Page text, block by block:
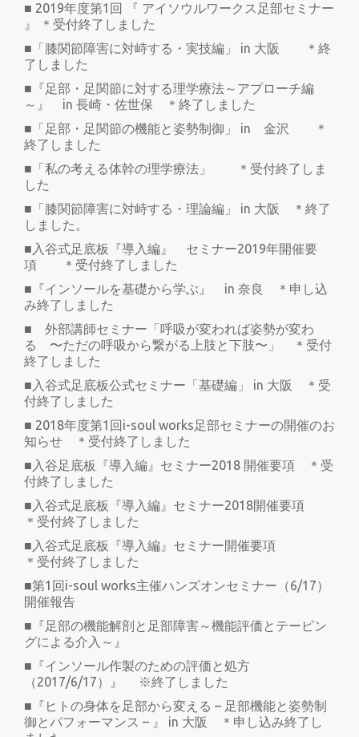
■ 2019年度第1回 『 アイソウルワークス足部セミナー
』 ＊受付終了しました
■「膝関節障害に対峙する・実技編」 in 大阪 ＊終
了しました
■『足部・足関節に対する理学療法～アプローチ編
～』 in 長崎・佐世保 ＊終了しました
■「足部・足関節の機能と姿勢制御」 in 金沢 ＊
終了しました
■「私の考える体幹の理学療法」 ＊受付終了しま
した
■「膝関節障害に対峙する・理論編」 in 大阪 ＊終了
しました。
■入谷式足底板『導入編』 セミナー2019年開催要
項 ＊受付終了しました
■『インソールを基礎から学ぶ』 in 奈良 ＊申し込
み終了しました
■ 外部講師セミナー「呼吸が変われば姿勢が変わ
る 〜ただの呼吸から繋がる上肢と下肢〜」 ＊受付
終了しました
■入谷式足底板公式セミナー「基礎編」 in 大阪 ＊受
付終了しました
■ 2018年度第1回i-soul works足部セミナーの開催のお
知らせ ＊受付終了しました
■入谷足底板『導入編』セミナー2018 開催要項 ＊受
付終了しました
■入谷式足底板『導入編』セミナー2018開催要項
＊受付終了しました
■入谷式足底板『導入編』セミナー開催要項
＊受付終了しました
■第1回i-soul works主催ハンズオンセミナー（6/17）
開催報告
■『足部の機能解剖と足部障害～機能評価とテーピン
グによる介入～』
■『インソール作製のための評価と処方
（2017/6/17）』 ※終了しました
■『ヒトの身体を足部から変える – 足部機能と姿勢制
御とパフォーマンス – 』 in 大阪 ＊申し込み終了し